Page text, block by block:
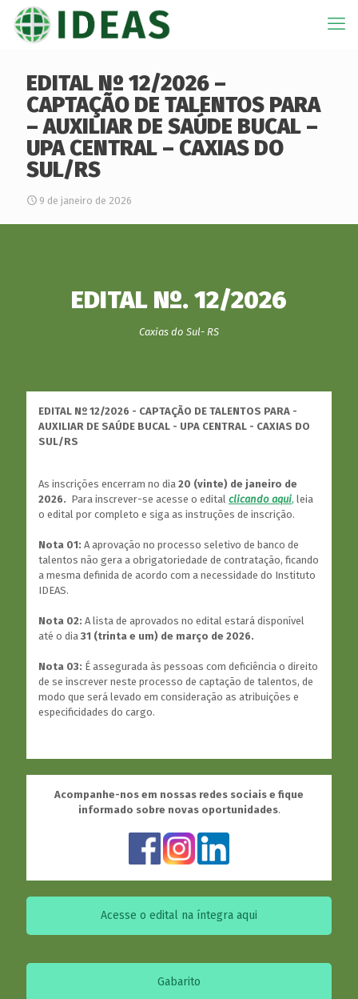
EDITAL Nº 12/2026 –
CAPTAÇÃO DE TALENTOS PARA
– AUXILIAR DE SAÚDE BUCAL –
UPA CENTRAL – CAXIAS DO
SUL/RS
9 de janeiro de 2026
EDITAL Nº. 12/2026
Caxias do Sul- RS
EDITAL Nº 12/2026 - CAPTAÇÃO DE TALENTOS PARA -
AUXILIAR DE SAÚDE BUCAL - UPA CENTRAL - CAXIAS DO
SUL/RS
As inscrições encerram no dia 20 (vinte) de janeiro de
2026. Para inscrever-se acesse o edital clicando aqui, leia
o edital por completo e siga as instruções de inscrição.
Nota 01: A aprovação no processo seletivo de banco de
talentos não gera a obrigatoriedade de contratação, ficando
a mesma definida de acordo com a necessidade do Instituto
IDEAS.
Nota 02: A lista de aprovados no edital estará disponível
até o dia 31 (trinta e um) de março de 2026.
Nota 03: É assegurada às pessoas com deficiência o direito
de se inscrever neste processo de captação de talentos, de
modo que será levado em consideração as atribuições e
especificidades do cargo.
Acompanhe-nos em nossas redes sociais e fique
informado sobre novas oportunidades.
Acesse o edital na íntegra aqui
Gabarito